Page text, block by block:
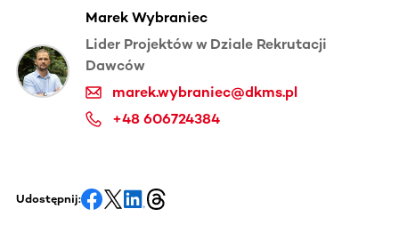
Marek Wybraniec
Lider Projektów w Dziale Rekrutacji
Dawców
marek.wybraniec@dkms.pl
+48 606724384
Udostępnij: